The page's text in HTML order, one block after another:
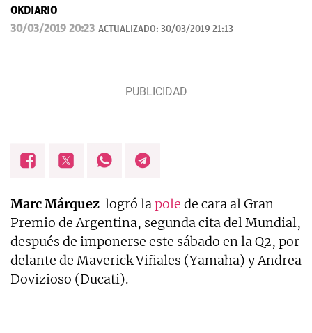
OKDIARIO
30/03/2019 20:23 ACTUALIZADO: 30/03/2019 21:13
Marc Márquez logró lapole de cara al Gran
Premio de Argentina, segunda cita del Mundial,
después de imponerse este sábado en la Q2, por
delante de Maverick Viñales (Yamaha) y Andrea
Dovizioso (Ducati).